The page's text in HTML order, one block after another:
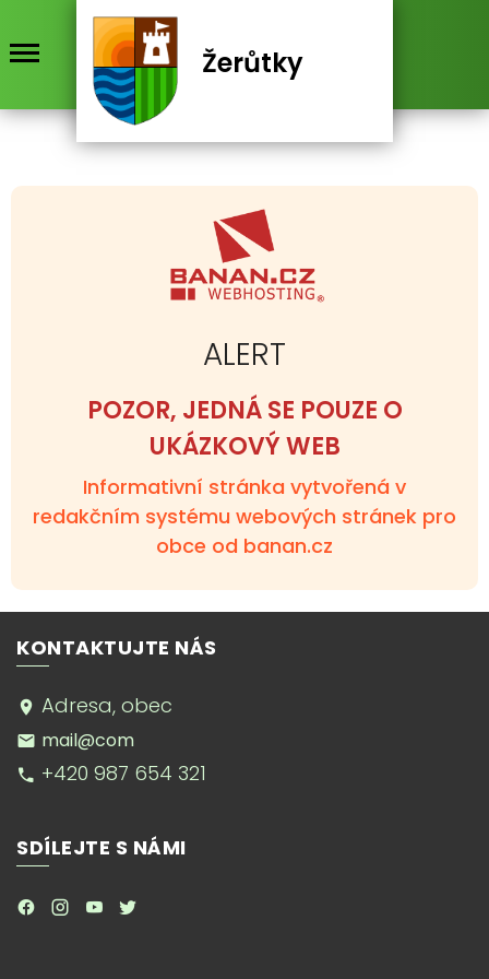
Žerůtky
ALERT
POZOR, JEDNÁ SE POUZE O
UKÁZKOVÝ WEB
Informativní stránka vytvořená v
redakčním systému webových stránek pro
obce od banan.cz
KONTAKTUJTE NÁS
Adresa, obec
mail@com
+420 987 654 321
SDÍLEJTE S NÁMI